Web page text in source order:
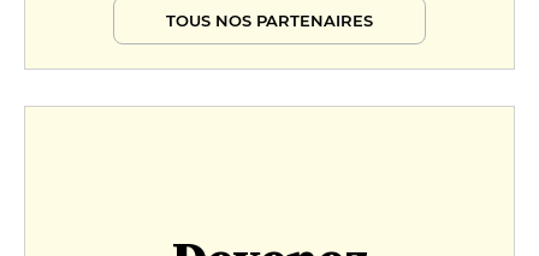
TOUS NOS PARTENAIRES